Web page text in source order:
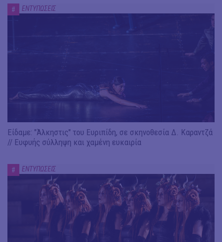
# ΕΝΤΥΠΩΣΕΙΣ
Είδαμε: "Άλκηστις" του Ευριπίδη, σε σκηνοθεσία Δ. Καραντζά
// Ευφυής σύλληψη και χαμένη ευκαιρία
# ΕΝΤΥΠΩΣΕΙΣ